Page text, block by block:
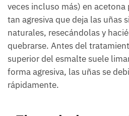
veces incluso más) en acetona
tan agresiva que deja las uñas
naturales, resecándolas y
quebrarse. Antes del
superior del esmalte suele
forma agresiva, las uñas se
rápidamente.